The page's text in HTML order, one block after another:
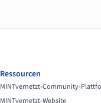
Ressourcen
MINTvernetzt-Community-
MINTvernetzt-Website